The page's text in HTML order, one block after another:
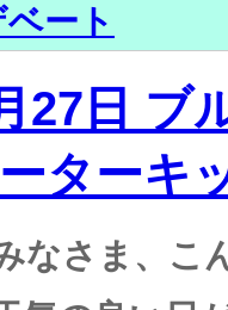
ート
27日 ブ
ターキ
なさま、こ